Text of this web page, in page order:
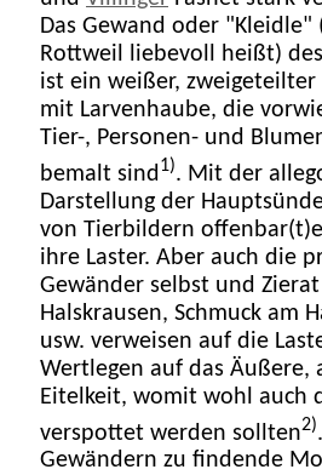
Das Gewand oder "Kleidle"
Rottweil liebevoll heißt)
ist ein weißer, zweigeteilter
mit Larvenhaube, die
Tier-, Personen- und
bemalt sind 1). Mit der
Darstellung der
von Tierbildern
ihre Laster. Aber auch die
Gewänder selbst und
Halskrausen, Schmuck am
usw. verweisen auf die
Wertlegen auf das Äußere,
Eitelkeit, womit wohl auch
verspottet werden sollten2)
Gewändern zu findende